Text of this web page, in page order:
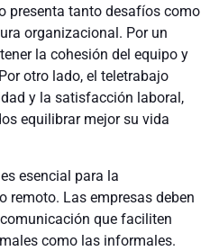
presenta tanto desafíos como
organizacional. Por un
la cohesión del equipo y
otro lado, el teletrabajo
y la satisfacción laboral,
equilibrar mejor su vida
esencial para la
remoto. Las empresas deben
que faciliten
como las informales.